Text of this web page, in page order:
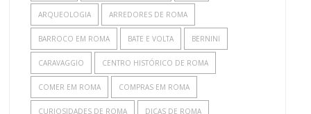
ARQUEOLOGIA ARREDORES DE ROMA
BARROCO EM ROMA BATE E VOLTA BERNINI
CARAVAGGIO CENTRO HISTÓRICO DE ROMA
COMER EM ROMA COMPRAS EM ROMA
CURIOSIDADES DE ROMA DICAS DE ROMA